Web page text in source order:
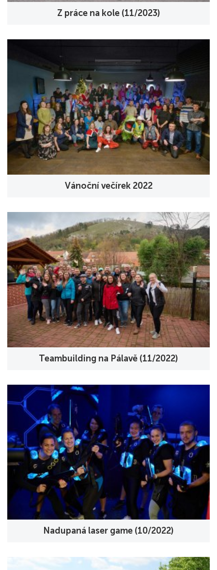
Z práce na kole (11/2023)
Vánoční večírek 2022
Teambuilding na Pálavě (11/2022)
Nadupaná laser game (10/2022)